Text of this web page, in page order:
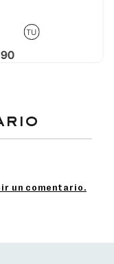
urbanos o
TU
90
un comentario.